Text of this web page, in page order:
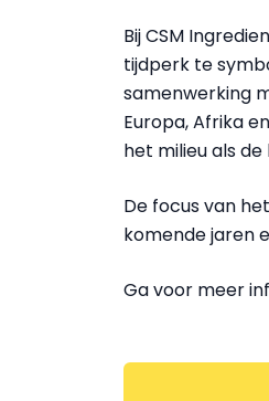
Bij CSM
tijdperk te
samenwerking
Europa, Afrika
het milieu als
De focus van
komende jaren
Ga voor meer